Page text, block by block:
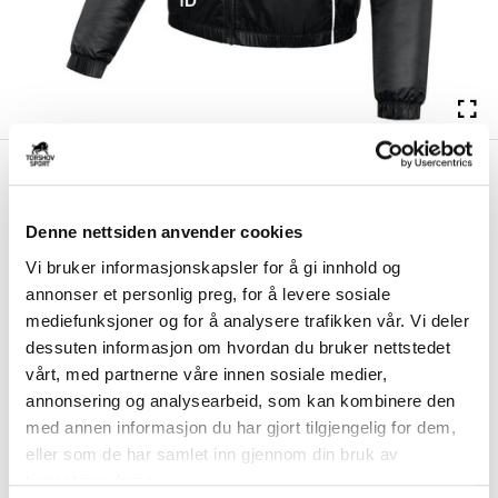
Denne nettsiden anvender cookies
Vi bruker informasjonskapsler for å gi innhold og
annonser et personlig preg, for å levere sosiale
mediefunksjoner og for å analysere trafikken vår. Vi deler
dessuten informasjon om hvordan du bruker nettstedet
vårt, med partnerne våre innen sosiale medier,
annonsering og analysearbeid, som kan kombinere den
med annen informasjon du har gjort tilgjengelig for dem,
eller som de har samlet inn gjennom din bruk av
Nike kr 1062
Nike Austevoll IK Høstjakke til dame er laget med Therma-FIT-teknologi
som holder på kroppsvarmen og...Les mer.
Størrelsesguide
Størrelse
VELGSTØRRELSE
Brystlogo
*